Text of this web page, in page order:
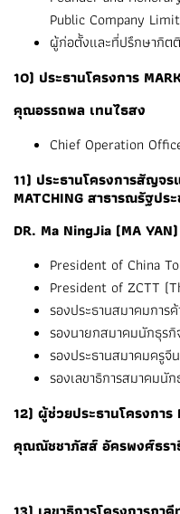
Public Company
ผู้ก่อตั้งและที่ปรึกษากิ
10) ประธานโครงการ
คุณอรรถพล เทนไธสง
Chief Operation
11) ประธานโครงการสัญจร
MATCHING สาธารณรัฐปร
DR. Ma NingJia (MA YAN)
President of China
President of ZCTT
รองประธานสมาคมการ
รองนายกสมาคมนักธุรกิ
รองประธานสมาคมครูจี
รองเลขาธิการสมาคมนั
12) ผู้ช่วยประธานโครงการ
คุณณัชชาภัสส์ อัครพงศ์ธรา